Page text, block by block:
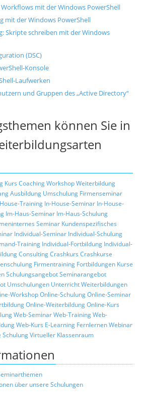
mit der Windows PowerShell
mit der Windows PowerShell
Skripte schreiben mit der Windows
(DSC)
Konsole
Laufwerken
und Gruppen des „Active Directory“
können Sie in
Kurs CoachingWorkshopWeiterbildung
Ausbildung Umschulung Firmenseminar
Training In-House-Seminar In-House-
Im-Haus-Seminar Im-Haus-Schulung
Seminar Kundenspezifisches
Individual-Seminar Individual-Schulung
Training Individual-Fortbildung Individual-
ConsultingCrashkurs Crashkurse
Firmentraining Fortbildungen Kurse
SchulungsangebotSeminarangebot
Umschulungen UnterrichtWeiterbildungen
WorkshopOnline-SchulungOnline-Seminar
Online-WeiterbildungOnline-Kurs
Web-SeminarWeb-TrainingWeb-
Web-Kurs E-Learning FernlernenWebinar
SchulungVirtueller Klassenraum
über unsere Schulungen